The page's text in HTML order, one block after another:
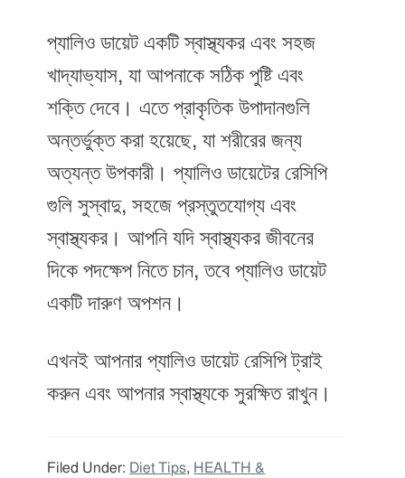
প্যালিও ডায়েট একটি স্বাস্থ্যকর এবং সহজ
খাদ্যাভ্যাস, যা আপনাকে সঠিক পুষ্টি এবং
শক্তি দেবে। এতে প্রাকৃতিক উপাদানগুলি
অন্তর্ভুক্ত করা হয়েছে, যা শরীরের জন্য
অত্যন্ত উপকারী। প্যালিও ডায়েটের রেসিপি
গুলি সুস্বাদু, সহজে প্রস্তুতযোগ্য এবং
স্বাস্থ্যকর। আপনি যদি স্বাস্থ্যকর জীবনের
দিকে পদক্ষেপ নিতে চান, তবে প্যালিও ডায়েট
একটি দারুণ অপশন।
এখনই আপনার প্যালিও ডায়েট রেসিপি ট্রাই
করুন এবং আপনার স্বাস্থ্যকে সুরক্ষিত রাখুন।
Filed Under: Diet Tips, HEALTH &